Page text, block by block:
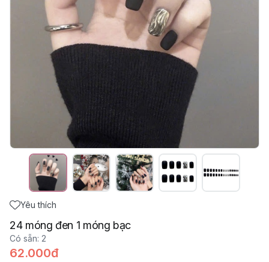
Yêu thích
24 móng đen 1 móng bạc
Có sẵn: 2
62.000đ